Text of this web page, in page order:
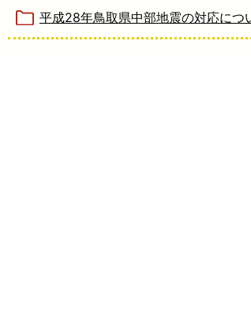
平成28年鳥取県中部地震の対応につ